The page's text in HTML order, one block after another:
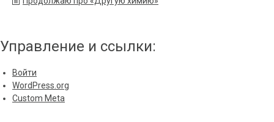
Управление и ссылки:
Войти
WordPress.org
Custom Meta